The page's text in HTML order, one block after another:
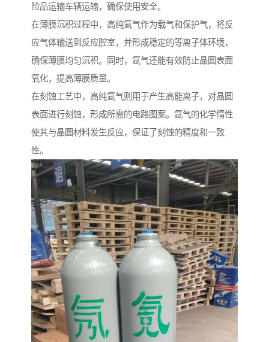
险品运输车辆运输，确保使用安全。
在薄膜沉积过程中，高纯氩气作为载气和保护气，将反
应气体输送到反应腔室，并形成稳定的等离子体环境，
确保薄膜均匀沉积。同时，氩气还能有效防止晶圆表面
氧化，提高薄膜质量。
在刻蚀工艺中，高纯氩气则用于产生高能离子，对晶圆
表面进行刻蚀，形成所需的电路图案。氩气的化学惰性
使其与晶圆材料发生反应，保证了刻蚀的精度和一致
性。